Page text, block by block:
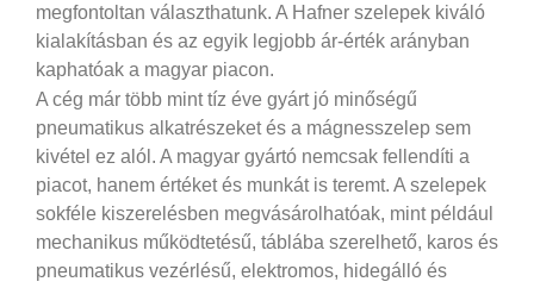
megfontoltan választhatunk. A Hafner szelepek kiváló
kialakításban és az egyik legjobb ár-érték arányban
kaphatóak a magyar piacon.
A cég már több mint tíz éve gyárt jó minőségű
pneumatikus alkatrészeket és a mágnesszelep sem
kivétel ez alól. A magyar gyártó nemcsak fellendíti a
piacot, hanem értéket és munkát is teremt. A szelepek
sokféle kiszerelésben megvásárolhatóak, mint például
mechanikus működtetésű, táblába szerelhető, karos és
pneumatikus vezérlésű, elektromos, hidegálló és